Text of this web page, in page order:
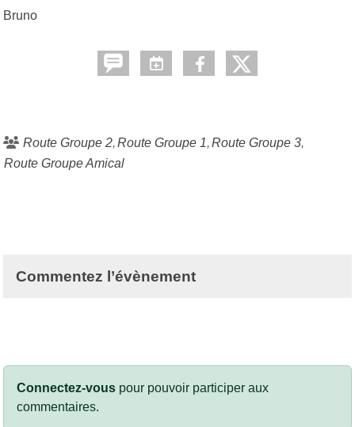
Bruno
Route Groupe 2 Route Groupe 1 Route Groupe 3
Route Groupe Amical
Commentez l’évènement
Connectez-vous pour pouvoir participer aux
commentaires.